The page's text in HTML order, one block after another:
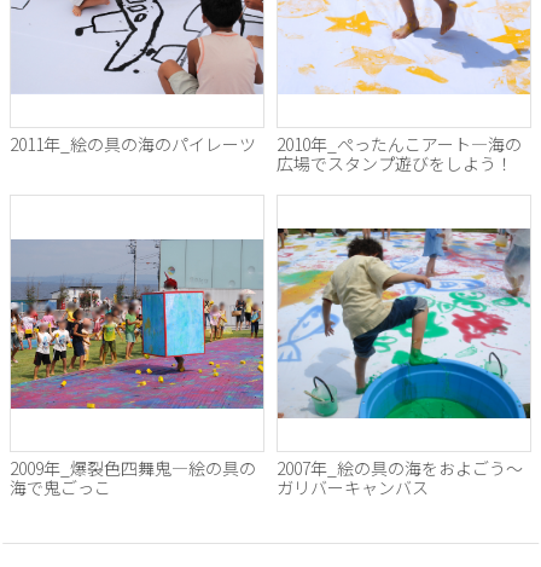
2011年_絵の具の海のパイレーツ
2010年_ぺったんこアート―海の
広場でスタンプ遊びをしよう！
2009年_爆裂色四舞鬼―絵の具の
海で鬼ごっこ
2007年_絵の具の海をおよごう～
ガリバーキャンバス